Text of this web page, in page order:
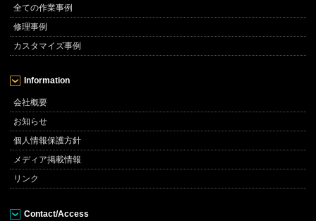
全ての作業事例
修理事例
カスタマイズ事例
Information
会社概要
お知らせ
個人情報保護方針
メディア掲載情報
リンク
Contact/Access